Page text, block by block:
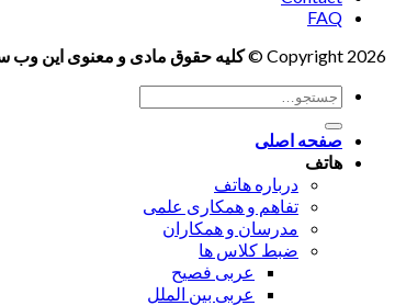
FAQ
Copyright 2026 ©
کلیه حقوق مادی و معنوی این وب
جستجو
صفحه اصلی
هاتف
درباره هاتف
تفاهم و همکاری علمی
مدرسان و همکاران
ضبط کلاس ها
عربی فصیح
عربی بین الملل